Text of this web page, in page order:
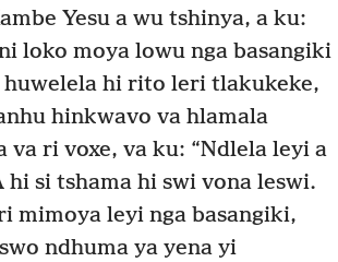
Yesu a wu tshinya, a ku:
loko moya lowu nga basangiki
hi rito leri tlakukeke,
hinkwavo va hlamala
ri voxe, va ku: “Ndlela leyi a
si tshama hi swi vona leswi.
mimoya leyi nga basangiki,
ndhuma ya yena yi